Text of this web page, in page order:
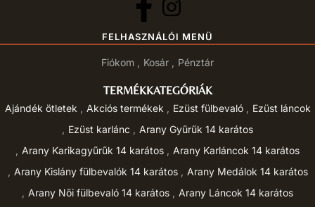
FELHASZNÁLÓI MENÜ
Fiókom Kosár Pénztár
TERMÉKKATEGÓRIÁK
Ajándék ötletek Akciós termékek Ezüst fülbevaló
Ezüst láncok
Ezüst karlánc
Arany Gyűrűk 14 karátos
Arany Karikagyűrűk 14 karátos
Arany Karláncok 14 karátos
Arany Kislány fülbevalók 14 karátos
Arany Medálok 14 karátos
Arany Női fülbevaló 14 karátos
Arany Láncok 14 karátos